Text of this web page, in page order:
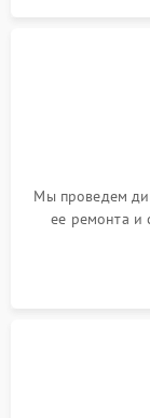
Мы проведем
ее ремонта и